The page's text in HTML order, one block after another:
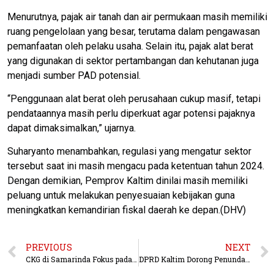
Menurutnya, pajak air tanah dan air permukaan masih memiliki
ruang pengelolaan yang besar, terutama dalam pengawasan
pemanfaatan oleh pelaku usaha. Selain itu, pajak alat berat
yang digunakan di sektor pertambangan dan kehutanan juga
menjadi sumber PAD potensial.
“Penggunaan alat berat oleh perusahaan cukup masif, tetapi
pendataannya masih perlu diperkuat agar potensi pajaknya
dapat dimaksimalkan,” ujarnya.
Suharyanto menambahkan, regulasi yang mengatur sektor
tersebut saat ini masih mengacu pada ketentuan tahun 2024.
Dengan demikian, Pemprov Kaltim dinilai masih memiliki
peluang untuk melakukan penyesuaian kebijakan guna
meningkatkan kemandirian fiskal daerah ke depan.(DHV)
PREVIOUS NEXT